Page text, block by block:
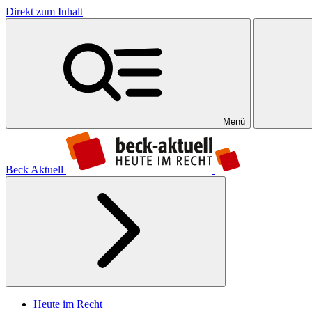
Direkt zum Inhalt
Menü
Beck Aktuell
Heute im Recht